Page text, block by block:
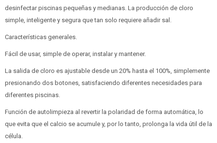
desinfectar piscinas pequeñas y medianas. La producción de cloro
simple, inteligente y segura que tan solo requiere añadir sal.
Características generales.
Fácil de usar, simple de operar, instalar y mantener.
La salida de cloro es ajustable desde un 20% hasta el 100%, simplemente
presionando dos botones, satisfaciendo diferentes necesidades para
diferentes piscinas.
Función de autolimpieza al revertir la polaridad de forma automática, lo
que evita que el calcio se acumule y, por lo tanto, prolonga la vida útil de la
célula.